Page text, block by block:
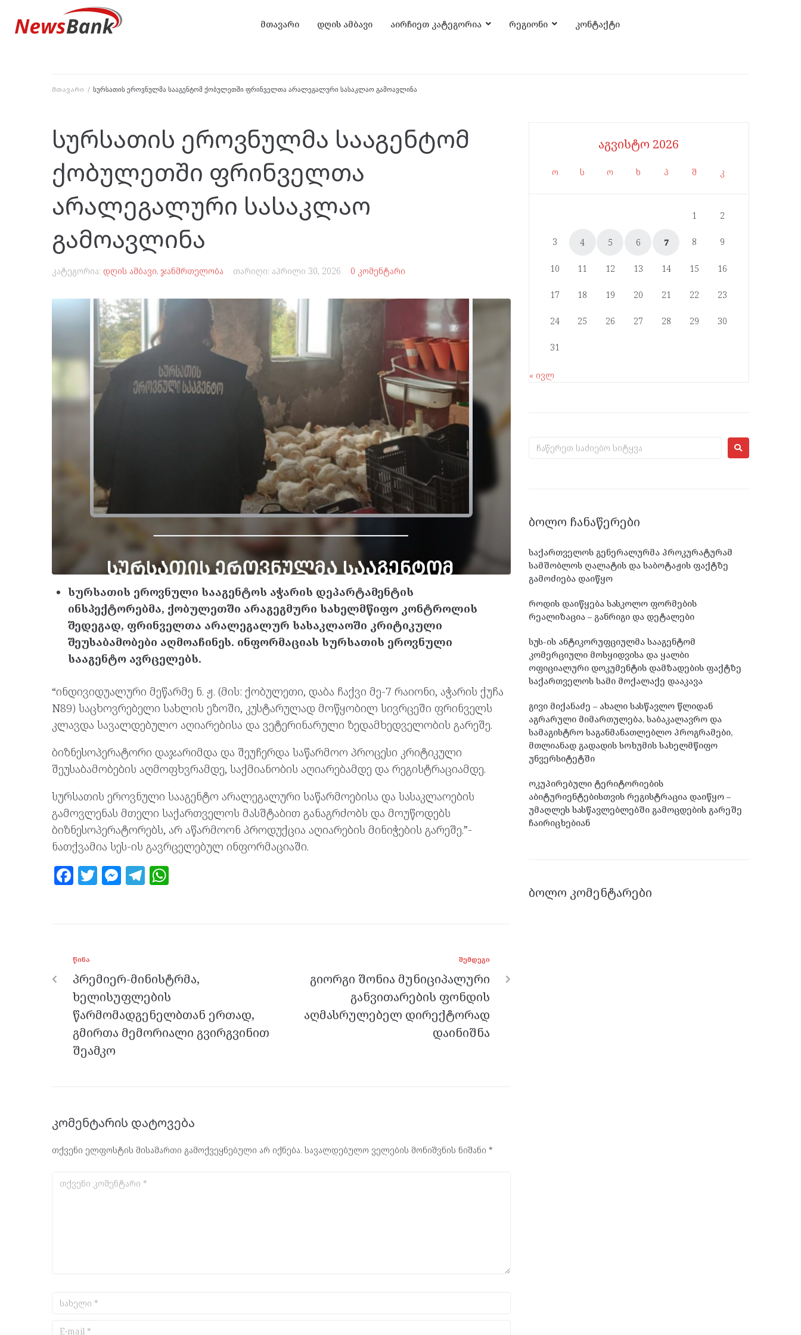
მთავარი დღის ამბავი აირჩიეთ კატეგორია რეგიონი კონტაქტი
მთავარი / სურსათის ეროვნულმა სააგენტომ ქობულეთში ფრინველთა არალეგალური სასაკლაო გამოავლინა
სურსათის ეროვნულმა სააგენტომ
ქობულეთში ფრინველთა
არალეგალური სასაკლაო
გამოავლინა
კატეგორია: დღის ამბავი, ჯანმრთელობა თარიღი: აპრილი 30, 2026 0 კომენტარი
სურსათის ეროვნული სააგენტოს აჭარის დეპარტამენტის
ინსპექტორებმა, ქობულეთში არაგეგმური სახელმწიფო კონტროლის
შედეგად, ფრინველთა არალეგალურ სასაკლაოში კრიტიკული
შეუსაბამობები აღმოაჩინეს. ინფორმაციას სურსათის ეროვნული
სააგენტო ავრცელებს.
“ინდივიდუალური მეწარმე ნ. ჟ. (მის: ქობულეთი, დაბა ჩაქვი მე-7 რაიონი, აჭარის ქუჩა
N89) საცხოვრებელი სახლის ეზოში, კუსტარულად მოწყობილ სივრცეში ფრინველს
კლავდა სავალდებულო აღიარებისა და ვეტერინარული ზედამხედველობის გარეშე.
ბიზნესოპერატორი დაჯარიმდა და შეუჩერდა საწარმოო პროცესი კრიტიკული
შეუსაბამობების აღმოფხვრამდე, საქმიანობის აღიარებამდე და რეგისტრაციამდე.
სურსათის ეროვნული სააგენტო არალეგალური საწარმოებისა და სასაკლაოების
გამოვლენას მთელი საქართველოს მასშტაბით განაგრძობს და მოუწოდებს
ბიზნესოპერატორებს, არ აწარმოონ პროდუქცია აღიარების მინიჭების გარეშე.”-
ნათქვამია სეს-ის გავრცელებულ ინფორმაციაში.
F
o
o
k
T M
er
T
m p
p
ᲬᲘᲜᲐ
პრემიერ-მინისტრმა,
ხელისუფლების
წარმომადგენელბთან ერთად,
გმირთა მემორიალი გვირგვინით
შეამკო
ᲨᲔᲛᲓᲔᲒᲘ
გიორგი შონია მუნიციპალური
განვითარების ფონდის
აღმასრულებელ დირექტორად
დაინიშნა
კომენტარის დატოვება
თქვენი ელფოსტის მისამართი გამოქვეყნებული არ იქნება. სავალდებულო ველების მონიშვნის ნიშანი *
აგვისტო 2026
ო ს ო ხ პ შ კ
1 2
3 4 5 6 7 8 9
10 11 12 13 14 15 16
17 18 19 20 21 22 23
24 25 26 27 28 29 30
31
« ივლ
ᲑᲝᲚᲝ ᲩᲐᲜᲐᲬᲔᲠᲔᲑᲘ
საქართველოს გენერალურმა პროკურატურამ
სამშობლოს ღალატის და საბოტაჟის ფაქტზე
გამოძიება დაიწყო
როდის დაიწყება სასკოლო ფორმების
რეალიზაცია – განრიგი და დეტალები
სუს-ის ანტიკორუფციულმა სააგენტომ
კომერციული მოსყიდვისა და ყალბი
ოფიციალური დოკუმენტის დამზადების ფაქტზე
საქართველოს სამი მოქალაქე დააკავა
გივი მიქანაძე – ახალი სასწავლო წლიდან
აგრარული მიმართულება, საბაკალავრო და
სამაგისტრო საგანმანათლებლო პროგრამები,
მთლიანად გადადის სოხუმის სახელმწიფო
უნვერსიტეტში
ოკუპირებული ტერიტორიების
აბიტურიენტებისთვის რეგისტრაცია დაიწყო –
უმაღლეს სასწავლებლებში გამოცდების გარეშე
ჩაირიცხებიან
ᲑᲝᲚᲝ ᲙᲝᲛᲔᲜᲢᲐᲠᲔᲑᲘ